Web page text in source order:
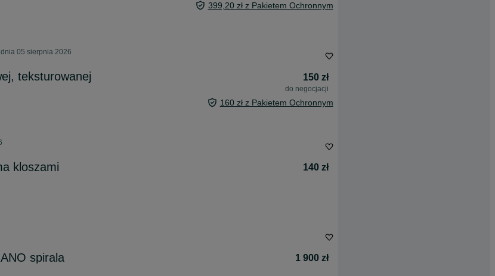
399,20 zł z Pakietem Ochronnym
05 sierpnia 2026
teksturowanej
150 zł
do negocjacji
160 zł z Pakietem Ochronnym
kloszami
140 zł
spirala
1 900 zł